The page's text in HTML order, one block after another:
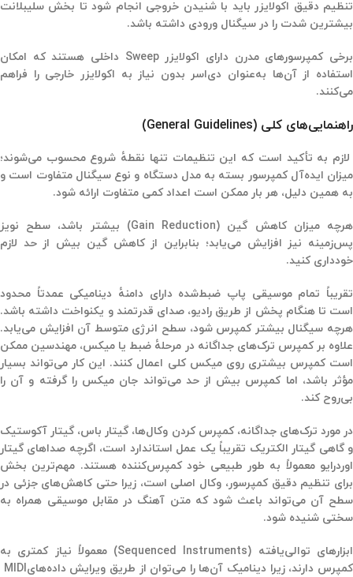
تنظیم دقیق اکولایزر باید با شنیدن خروجی انجام شود تا بخش سلیبلانت
بیشترین شدت را در سیگنال ورودی داشته باشد.
برخی کمپرسورهای مدرن دارای اکولایزر Sweep داخلی هستند که امکان
استفاده از آن‌ها به‌عنوان دی‌اسر بدون نیاز به اکولایزر خارجی را فراهم
می‌کنند.
راهنمایی‌های کلی (General Guidelines)
لازم به تأکید است که این تنظیمات تنها نقطهٔ شروع محسوب می‌شوند؛
میزان ایده‌آل کمپرسور بسته به مدل دستگاه و نوع سیگنال متفاوت است و
به همین دلیل، هر بار ممکن است اعداد کمی متفاوت ارائه شود.
هرچه میزان کاهش گین (Gain Reduction) بیشتر باشد، سطح نویز
پس‌زمینه نیز افزایش می‌یابد؛ بنابراین از کاهش گین بیش از حد لازم
خودداری کنید.
تقریباً تمام موسیقی پاپ ضبط‌شده دارای دامنهٔ دینامیکی عمدتاً محدود
است تا هنگام پخش از طریق رادیو، صدای قدرتمند و یکنواخت داشته باشد.
هرچه سیگنال بیشتر کمپرس شود، سطح انرژی متوسط آن افزایش می‌یابد.
علاوه بر کمپرس ترک‌های جداگانه در مرحلهٔ ضبط یا میکس، مهندسین ممکن
است کمپرس بیشتری روی میکس کلی اعمال کنند. این کار می‌تواند بسیار
مؤثر باشد، اما کمپرس بیش از حد می‌تواند جان میکس را گرفته و آن را
بی‌روح کند.
در مورد ترک‌های جداگانه، کمپرس کردن وکال‌ها، گیتار باس، گیتار آکوستیک
و گاهی گیتار الکتریک تقریباً یک عمل استاندارد است، اگرچه صداهای گیتار
اوردرایو معمولاً به طور طبیعی خود کمپرس‌کننده هستند. مهم‌ترین بخش
برای تنظیم دقیق کمپرسور، وکال اصلی است، زیرا حتی کاهش‌های جزئی در
سطح آن می‌تواند باعث شود که متن آهنگ در مقابل موسیقی همراه به
سختی شنیده شود.
ابزارهای توالی‌یافته (Sequenced Instruments)معمولاً نیاز کمتری به
کمپرس دارند، زیرا دینامیک آن‌ها را می‌توان از طریق ویرایش داده‌هایMIDI